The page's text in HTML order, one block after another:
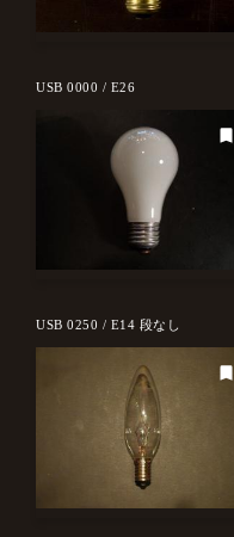
USB 0000 / E26
USB 0250 / E14 段なし